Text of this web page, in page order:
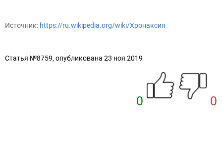
Источник: https://ru.wikipedia.org/wiki/Хронаксия
Статья №8759, опубликована 23 ноя 2019
0 0